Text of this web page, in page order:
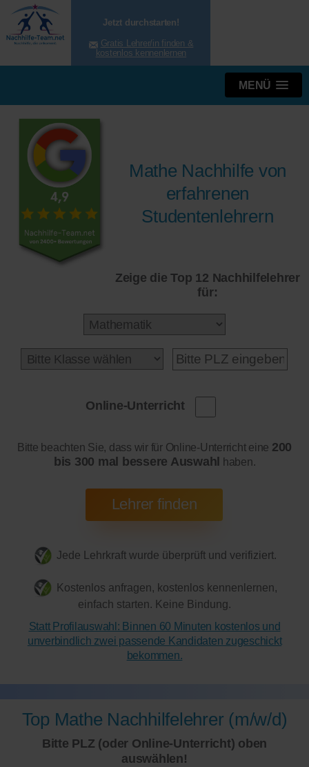
Jetzt durchstarten!
Gratis Lehrer/in finden &
kostenlos kennenlernen
MENÜ
Mathe Nachhilfe von
erfahrenen
Studentenlehrern
Zeige die Top 12 Nachhilfelehrer
für:
Online-Unterricht
Bitte beachten Sie, dass wir für Online-Unterricht eine 200
bis 300 mal bessere Auswahl haben.
Jede Lehrkraft wurde überprüft und verifiziert.
Kostenlos anfragen, kostenlos kennenlernen,
einfach starten. Keine Bindung.
Statt Profilauswahl: Binnen 60 Minuten kostenlos und
unverbindlich zwei passende Kandidaten zugeschickt
bekommen.
Top Mathe Nachhilfelehrer (m/w/d)
Bitte PLZ (oder Online-Unterricht) oben
auswählen!